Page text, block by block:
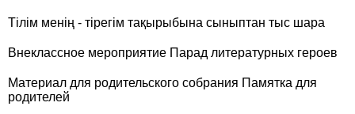
Тілім менің - тірегім тақырыбына сыныптан тыс шара
Внеклассное мероприятие Парад литературных героев
Материал для родительского собрания Памятка для
родителей